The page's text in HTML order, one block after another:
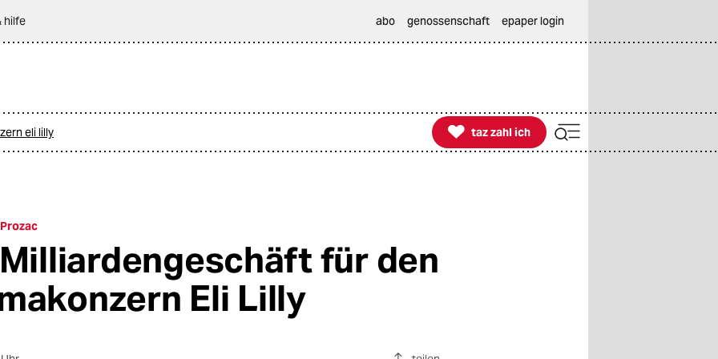
hilfe abo genossenschaft epaper login
eli lilly 
taz zahl ich
taz zahl ich
für den
Eli Lilly